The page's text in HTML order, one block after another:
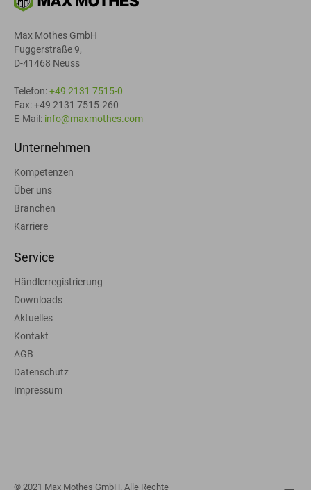
Max Mothes GmbH
Fuggerstraße 9,
D-41468 Neuss
Telefon:+49 2131 7515-0
Fax: +49 2131 7515-260
E-Mail: info@maxmothes.com
Unternehmen
Kompetenzen
Über uns
Branchen
Karriere
Service
Händlerregistrierung
Downloads
Aktuelles
Kontakt
AGB
Datenschutz
Impressum
© 2021 Max Mothes GmbH. Alle Rechte